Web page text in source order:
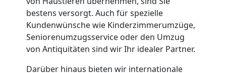
bestens versorgt. Auch für spezielle
Kundenwünsche wie Kinderzimmerumzüge,
Seniorenumzugsservice oder den Umzug
von Antiquitäten sind wir Ihr idealer Partner.
Darüber hinaus bieten wir internationale
LKW